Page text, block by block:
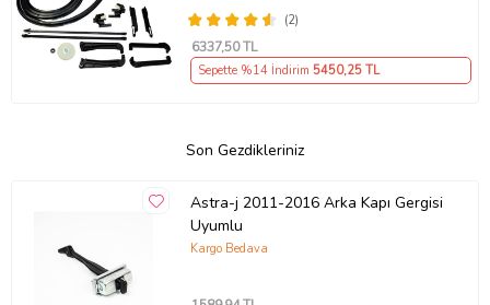
(2)
6337,50 TL
Sepette %14 İndirim 5450,25 TL
Son Gezdikleriniz
Astra-j 2011-2016 Arka Kapı Gergisi
Uyumlu
Kargo Bedava